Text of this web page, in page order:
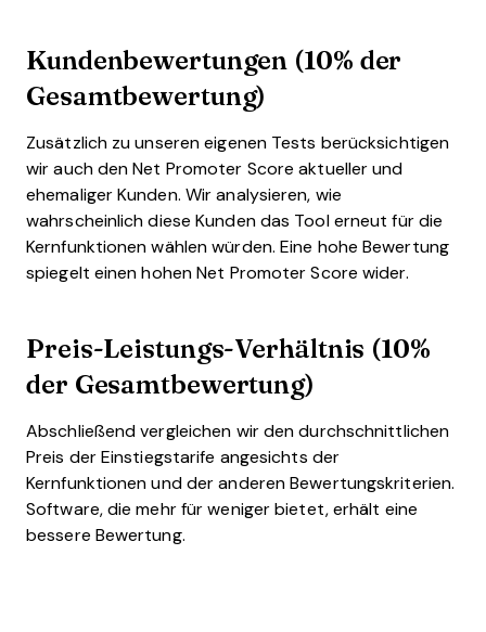
Kundenbewertungen (10% der
Gesamtbewertung)
Zusätzlich zu unseren eigenen Tests berücksichtigen
wir auch den Net Promoter Score aktueller und
ehemaliger Kunden. Wir analysieren, wie
wahrscheinlich diese Kunden das Tool erneut für die
Kernfunktionen wählen würden. Eine hohe Bewertung
spiegelt einen hohen Net Promoter Score wider.
Preis-Leistungs-Verhältnis (10%
der Gesamtbewertung)
Abschließend vergleichen wir den durchschnittlichen
Preis der Einstiegstarife angesichts der
Kernfunktionen und der anderen Bewertungskriterien.
Software, die mehr für weniger bietet, erhält eine
bessere Bewertung.